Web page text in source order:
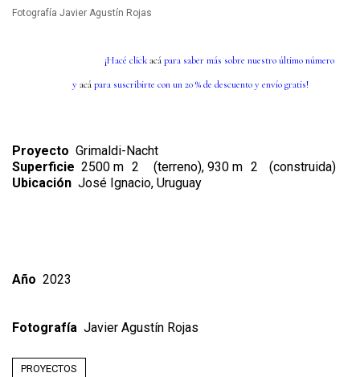
Fotografía Javier Agustín Rojas
¡Hacé clickacápara saber más sobre nuestro último número
yacápara suscribirte con un 20 % de descuento y envío gratis!
Proyecto Grimaldi-Nacht
Superficie 2500 m 2 (terreno), 930 m 2
(construida)
Ubicación José Ignacio, Uruguay
Año 2023
Fotografía Javier Agustín Rojas
PROYECTOS